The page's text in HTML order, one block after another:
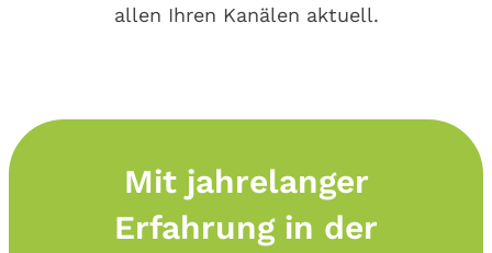
allen Ihren Kanälen aktuell.
Mit jahrelanger
Erfahrung in der